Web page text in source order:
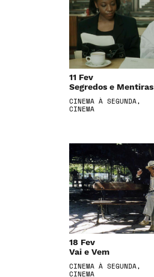
11 Fev
Segredos e Mentiras
CINEMA À SEGUNDA,
CINEMA
18 Fev
Vai e Vem
CINEMA À SEGUNDA,
CINEMA